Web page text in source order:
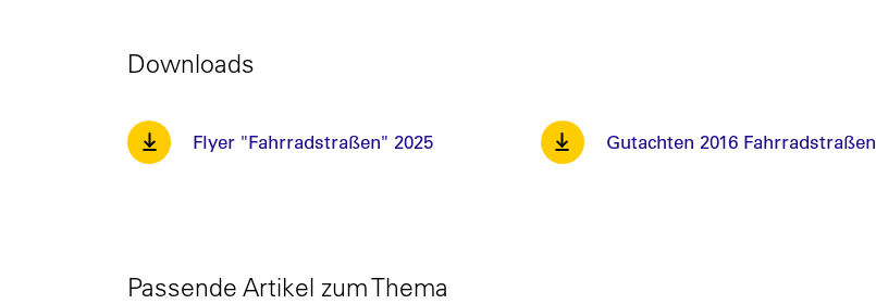
Downloads
Flyer "Fahrradstraßen" 2025 Gutachten 2016 Fahrradstraßen
Passende Artikel zum Thema